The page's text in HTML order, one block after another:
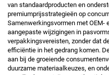
van standaardproducten en
premiumprijsstrategieën op
Samenwerkingsvormen met OEM-
aangepaste wijzigingen in
verpakkingsvereisten, zonder dat
efficiëntie in het gedrang komen.
aan bij de groeiende
duurzame materiaalkeuzes, en